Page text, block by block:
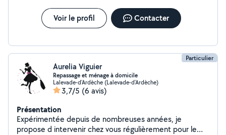
Voir le profil Contacter
Particulier
Aurelia Viguier
Repassage et ménage à domicile
Lalevade-d'Ardèche (Lalevade-d'Ardèche)
3,7/5 (6 avis)
Présentation
Expérimentée depuis de nombreuses années, je
propose d intervenir chez vous régulièrement pour le